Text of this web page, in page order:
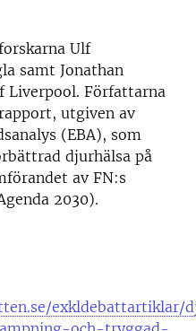
Ulf
samt Jonathan
Liverpool. Författarna
utgiven av
(EBA), som
djurhälsa på
av FN:s
2030).
exkldebattartiklar/